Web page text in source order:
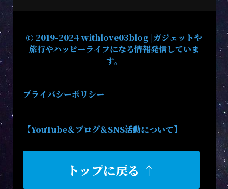
© 2019-2024 withlove03blog |ガジェットや
旅行やハッピーライフになる情報発信していま
す。
プライバシーポリシー
【YouTube＆ブログ＆SNS活動について】
トップに戻る ↑